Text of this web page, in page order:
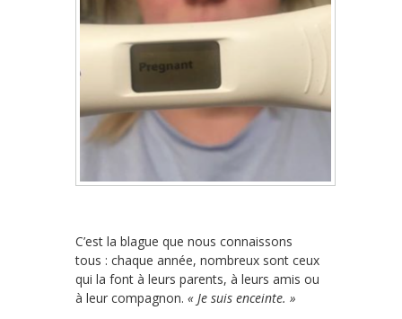
C’est la blague que nous connaissons
tous : chaque année, nombreux sont ceux
qui la font à leurs parents, à leurs amis ou
à leur compagnon. « Je suis enceinte. »